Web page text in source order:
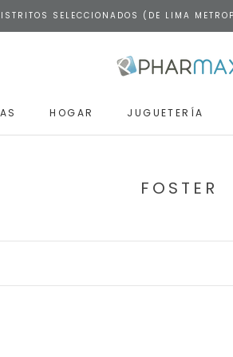
SELECCIONADOS (DE LIMA
HOGAR JUGUETERÍA
FOSTER